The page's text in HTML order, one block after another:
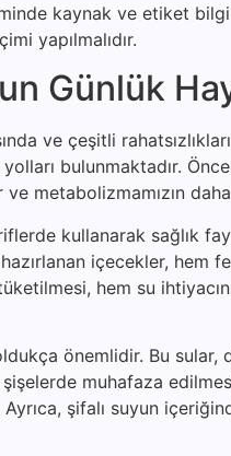
kaynak ve etiket
yapılmalıdır.
Günlük
ve çeşitli
bulunmaktadır.
metabolizmamızın
kullanarak sağlık
içecekler, hem
hem su
önemlidir. Bu sular,
muhafaza
Ayrıca, şifalı suyun